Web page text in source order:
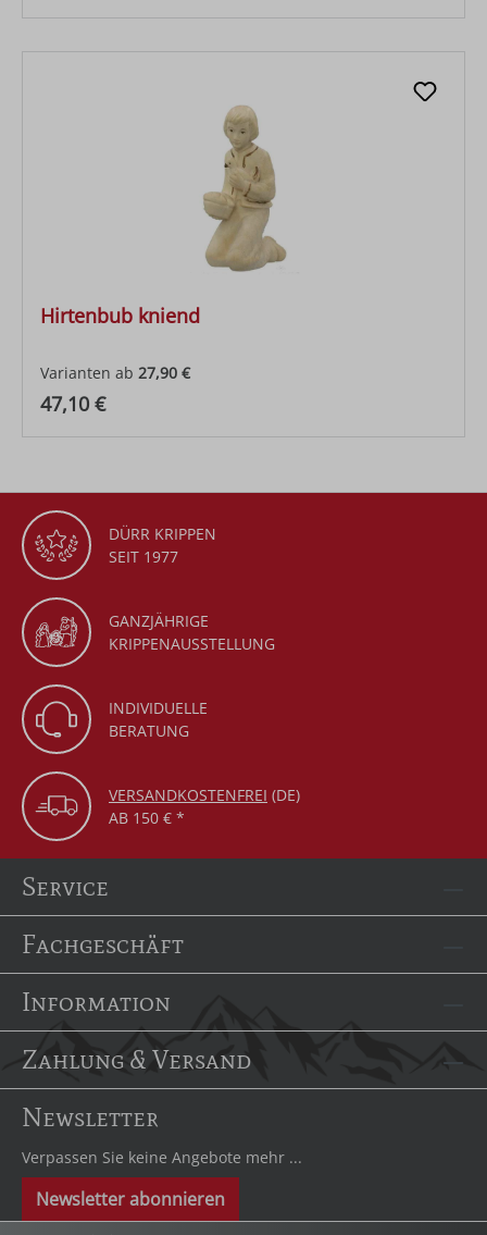
Hirtenbub kniend
Varianten ab 27,90 €
Regulärer Preis:
47,10 €
DÜRR KRIPPEN
SEIT 1977
GANZJÄHRIGE
KRIPPENAUSSTELLUNG
INDIVIDUELLE
BERATUNG
VERSANDKOSTENFREI (DE)
AB 150 € *
Service
Fachgeschäft
Information
Zahlung & Versand
Newsletter
Verpassen Sie keine Angebote mehr ...
Newsletter abonnieren